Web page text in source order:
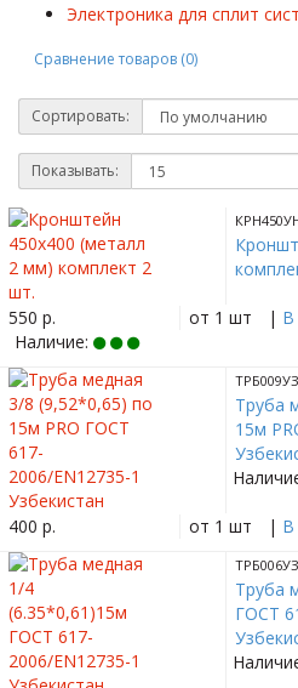
Электроника для сплит
Сравнение товаров (0)
Сортировать:
Показывать:
550 р. от 1 шт | В
Наличие:
ТРБ009УЗ
Труба
15м
400 р. от 1 шт | В
ТРБ006УЗ
Труба
ГОСТ